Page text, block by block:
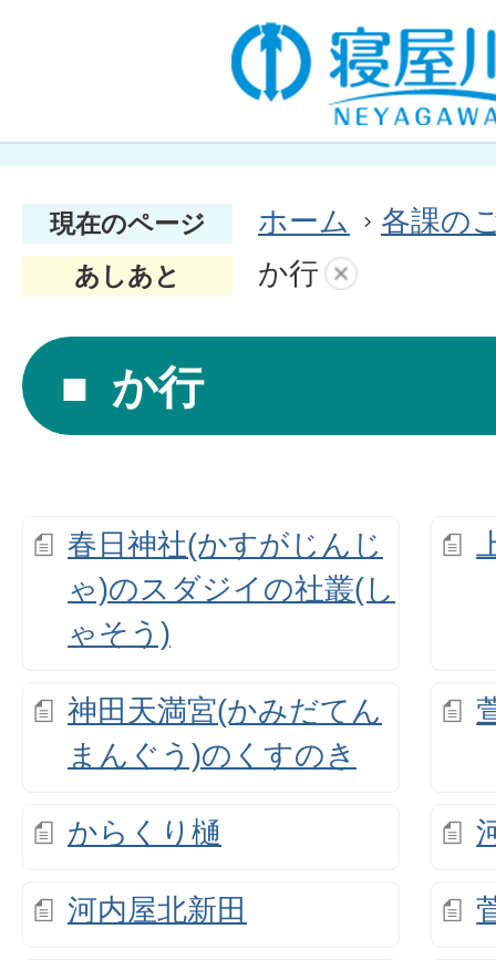
現在のページ ホーム 各課の
あしあと か行
か行
春日神社(かすがじんじ
ゃ)のスダジイの社叢(し
ゃそう)
神田天満宮(かみだてん
まんぐう)のくすのき
からくり樋
河内屋北新田